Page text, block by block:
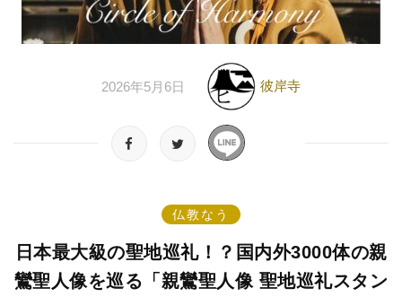
2026年5月6日 彼岸寺
仏教なう
日本最大級の聖地巡礼！？国内外3000体の親
鸞聖人像を巡る「親鸞聖人像 聖地巡礼スタン